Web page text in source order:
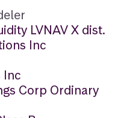
LVNAV X dist.
Inc
Inc
Corp Ordinary